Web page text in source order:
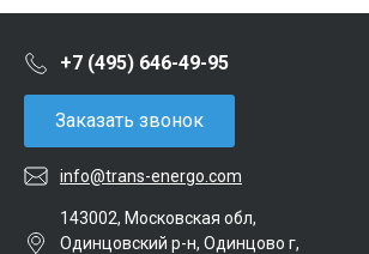
+7 (495) 646-49-95
Заказать звонок
info@trans-energo.com
143002, Московская обл,
Одинцовский р-н, Одинцово г,